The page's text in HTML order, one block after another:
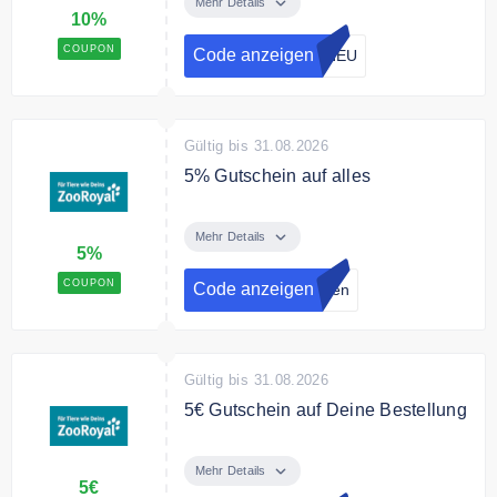
10%
COUPON
Bedingungen
Für Neukunden. Nur ein
Code anzeigen -NEU
5%
COUPON
Gültig bis 31.08.2026
5% Gutschein auf alles
Vorteilsprogramm von ZooRoyal
an und spare 5% auf Deine
Einkäufe.
Mehr Details
Code anzeigen lden
5€
Gültig bis 31.08.2026
5€ Gutschein auf Deine Bestellung
Newsletter an und erhalte einen
Mehr Details